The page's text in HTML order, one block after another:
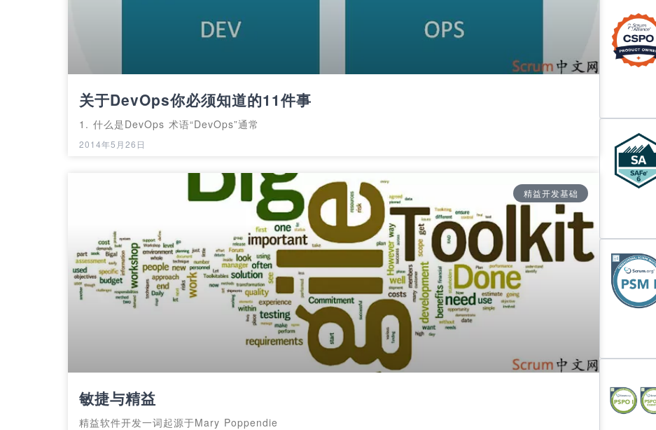
关于DevOps你必须知道的11件事
1. 什么是DevOps 术语“DevOps”通常
2014年5月26日
精益开发基础
敏捷与精益
精益软件开发一词起源于Mary Poppendie